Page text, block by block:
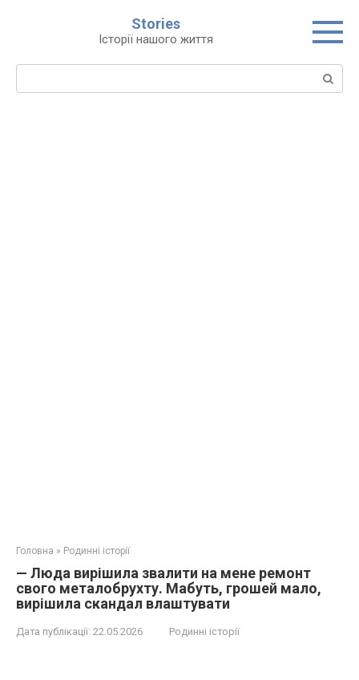
Stories
Історії нашого життя
Пошук:
Головна » Родинні історії
— Люда вирішила звалити на мене ремонт
свого металобрухту. Мабуть, грошей мало,
вирішила скандал влаштувати
Дата публікації: 22.05.2026 Родинні історії